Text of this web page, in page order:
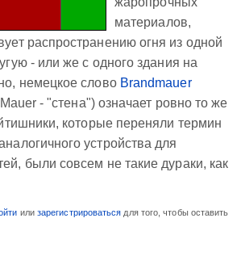
материалов,
распространению огня из одной
- или же с одного здания на
немецкое слово Brandmauer
- "стена") означает ровно то же
которые переняли термин
устройства для
были совсем не такие дураки, как
или зарегистрироваться для того, чтобы оставить